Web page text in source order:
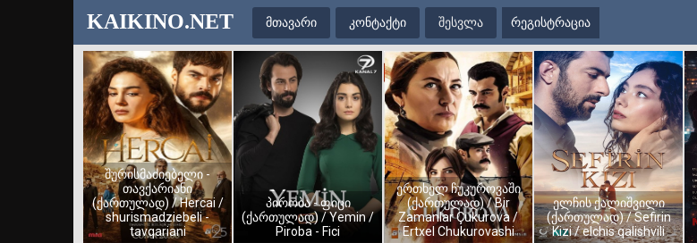
KAIKINO.NET მთავარი კონტაქტი შესვლა რეგისტრაცია
შურისმაძიებელი -
თავქარიანი
(ქართულად) / Hercai /
shurismadziebeli -
tavqariani
პირობა - ფიცი
(ქართულად) / Yemin /
Piroba - Fici
ერთხელ ჩუკუროვაში
(ქართულად) / Bir
Zamanlar Çukurova /
Ertxel Chukurovashi
ელჩის ქალიშვილი
(ქართულად) / Sefirin
Kizi / elchis qalishvili